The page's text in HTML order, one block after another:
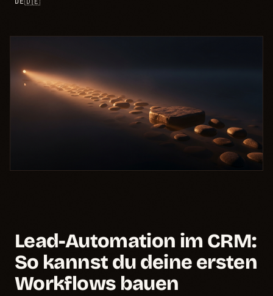
Lead-Automation im CRM:
So kannst du deine ersten
Workflows bauen